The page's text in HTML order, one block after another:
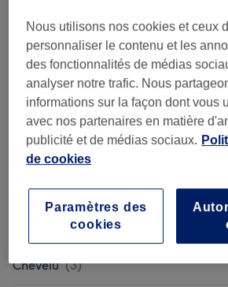
Ce n'est pas ce que vous recherchiez ?
Recherchez dans notre liste de
Forfaits (24)
Brushing (3)
Coupe Et Coiffure (3)
Soin Des Cheveux Et Du Cuir
Chevelu (3)
Nous utilisons nos cookies et ceux
personnaliser le contenu et les
des fonctionnalités de médias
analyser notre trafic. Nous
informations sur la façon dont vous
avec nos partenaires en matière
publicité et de médias sociaux.
de cookies
Paramètres des
cookies